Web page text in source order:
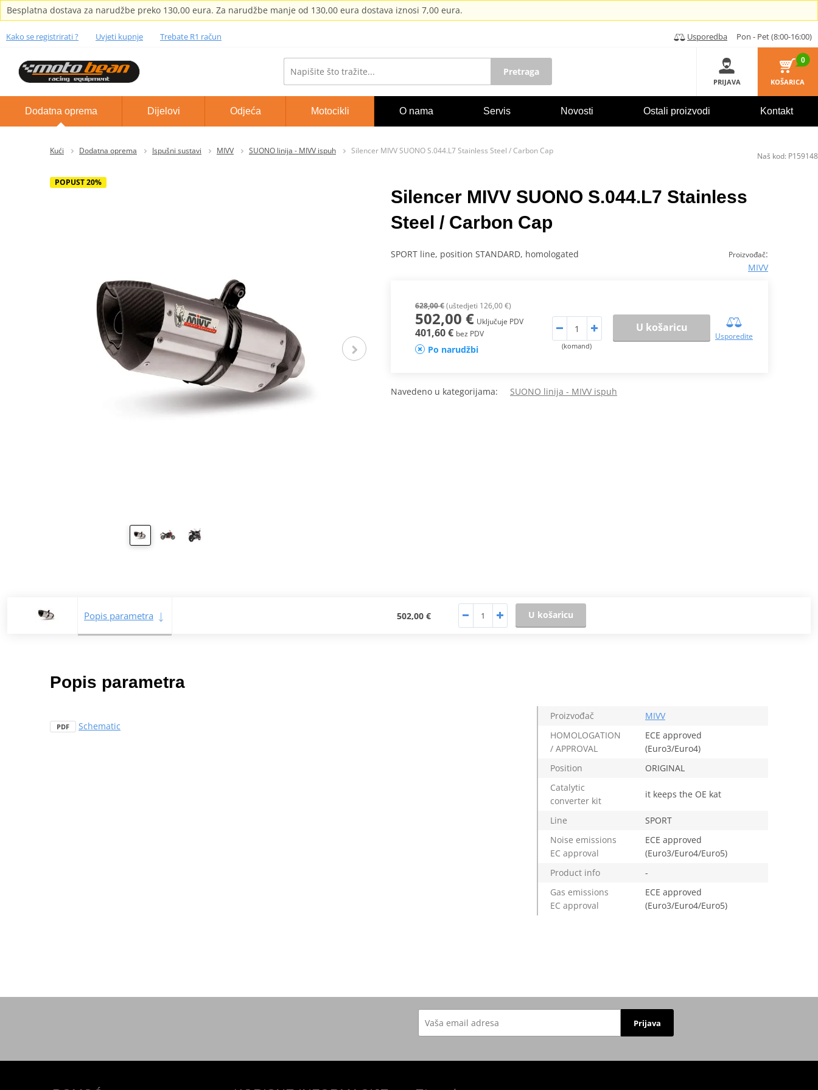
Besplatna dostava za narudžbe preko 130,00 eura. Za narudžbe manje od 130,00 eura dostava iznosi 7,00 eura.
Kako se registrirati ? Uvjeti kupnje Trebate R1 račun Usporedba Pon - Pet (8:00-16:00)
Pretraga
PRIJAVA
0
KOŠARICA
Dodatna oprema Dijelovi Odjeća Motocikli O nama Servis Novosti Ostali proizvodi Kontakt
Kući Dodatna oprema Ispušni sustavi MIVV SUONO linija - MIVV ispuh Silencer MIVV SUONO S.044.L7 Stainless Steel / Carbon Cap
POPUST 20%
Silencer MIVV SUONO S.044.L7 Stainless
Steel / Carbon Cap
Proizvođač:
MIVV
SPORT line, position STANDARD, homologated
628,00 €(uštedjeti 126,00 €)
502,00 € Uključuje PDV
401,60 € bez PDV
Po narudžbi (komand)
U košaricu
Usporedite
Navedeno u kategorijama: SUONO linija - MIVV ispuh
Popis parametra 502,00 € U košaricu
Popis parametra
PDF Schematic
Proizvođač
MIVV
HOMOLOGATION
/ APPROVAL
ECE approved
(Euro3/Euro4)
Position
ORIGINAL
Catalytic
converter kit
it keeps the OE kat
Line
SPORT
Noise emissions
EC approval
ECE approved
(Euro3/Euro4/Euro5)
Product info
-
Gas emissions
EC approval
ECE approved
(Euro3/Euro4/Euro5)
Naš kod: P159148
Prijava